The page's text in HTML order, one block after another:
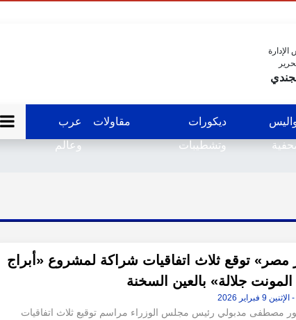
ديكورات
وتشطيبات
مقاولات
عرب
وعالم
مصر» توقع ثلاث اتفاقيات شراكة لمشروع «أبراج
المونت جلالة» بالعين السخنة
مصطفى مدبولي رئيس مجلس الوزراء مراسم توقيع ثلاث اتفاقيات